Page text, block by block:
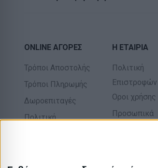
ONLINE ΑΓΟΡΕΣ
Τρόποι Αποστολής
Τρόποι Πληρωμής
Δωροεπιταγές
Πολιτική
Η ΕΤΑΙΡΙΑ
Πολιτική
Επιστροφών
Οροι χρήσης
Προσωπικά